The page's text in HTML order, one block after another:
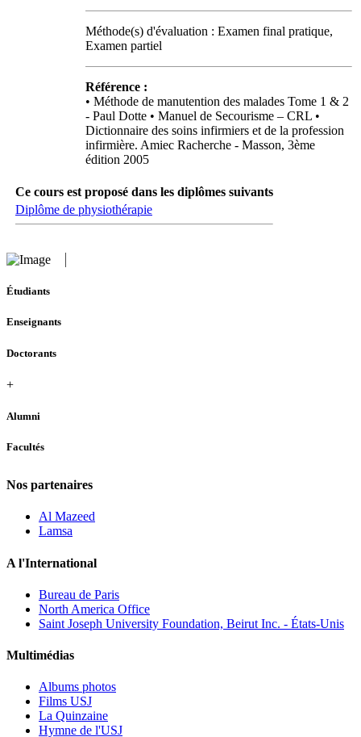
Méthode(s) d'évaluation : Examen final pratique,
Examen partiel
Référence :
• Méthode de manutention des malades Tome 1 & 2
- Paul Dotte • Manuel de Secourisme – CRL •
Dictionnaire des soins infirmiers et de la profession
infirmière. Amiec Racherche - Masson, 3ème
édition 2005
Ce cours est proposé dans les diplômes suivants
Diplôme de physiothérapie
Étudiants
Enseignants
Doctorants
+
Alumni
Facultés
Nos partenaires
Al Mazeed
Lamsa
A l'International
Bureau de Paris
North America Office
Saint Joseph University Foundation, Beirut Inc. - États-Unis
Multimédias
Albums photos
Films USJ
La Quinzaine
Hymne de l'USJ